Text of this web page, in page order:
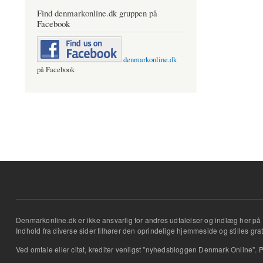
Find denmarkonline.dk gruppen på
Facebook
denmarkonline.dk
på Facebook
Denmarkonline.dk er ikke ansvarlig for andres udtalelser og indlæg her på
Indhold fra diverse sider tilhører den oprindelige hjemmeside og stilles
Ved omtale eller citat, krediter venligst "nyhedsbloggen Denmark Online".